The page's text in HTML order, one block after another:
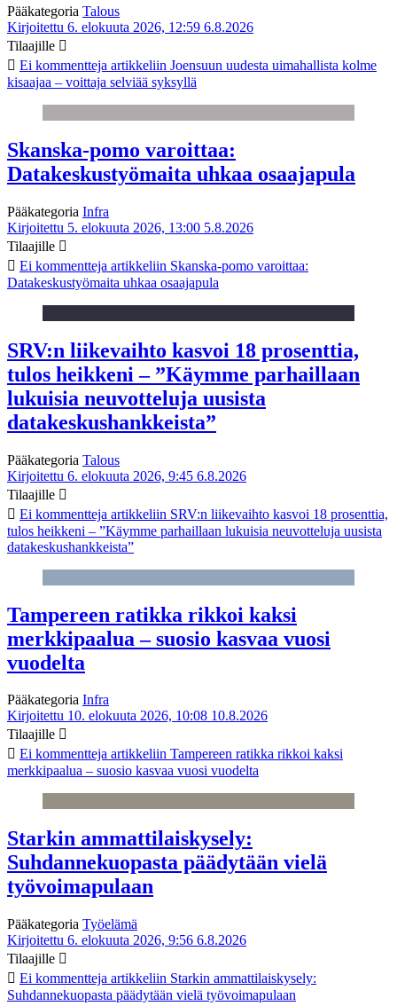
Pääkategoria Talous
Kirjoitettu 6. elokuuta 2026, 12:59 6.8.2026
Tilaajille
Ei kommentteja artikkeliin Joensuun uudesta uimahallista kolme
kisaajaa – voittaja selviää syksyllä
Skanska-pomo varoittaa:
Datakeskustyömaita uhkaa osaajapula
Pääkategoria Infra
Kirjoitettu 5. elokuuta 2026, 13:00 5.8.2026
Tilaajille
Ei kommentteja artikkeliin Skanska-pomo varoittaa:
Datakeskustyömaita uhkaa osaajapula
SRV:n liikevaihto kasvoi 18 prosenttia,
tulos heikkeni – ”Käymme parhaillaan
lukuisia neuvotteluja uusista
datakeskushankkeista”
Pääkategoria Talous
Kirjoitettu 6. elokuuta 2026, 9:45 6.8.2026
Tilaajille
Ei kommentteja artikkeliin SRV:n liikevaihto kasvoi 18 prosenttia,
tulos heikkeni – ”Käymme parhaillaan lukuisia neuvotteluja uusista
datakeskushankkeista”
Tampereen ratikka rikkoi kaksi
merkkipaalua – suosio kasvaa vuosi
vuodelta
Pääkategoria Infra
Kirjoitettu 10. elokuuta 2026, 10:08 10.8.2026
Tilaajille
Ei kommentteja artikkeliin Tampereen ratikka rikkoi kaksi
merkkipaalua – suosio kasvaa vuosi vuodelta
Starkin ammattilaiskysely:
Suhdannekuopasta päädytään vielä
työvoimapulaan
Pääkategoria Työelämä
Kirjoitettu 6. elokuuta 2026, 9:56 6.8.2026
Tilaajille
Ei kommentteja artikkeliin Starkin ammattilaiskysely:
Suhdannekuopasta päädytään vielä työvoimapulaan